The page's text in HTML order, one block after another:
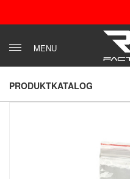
MENU
PRODUKTKATALOG